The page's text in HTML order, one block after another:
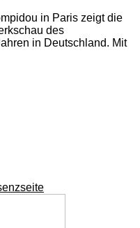
in Paris zeigt die
des
in Deutschland. Mit